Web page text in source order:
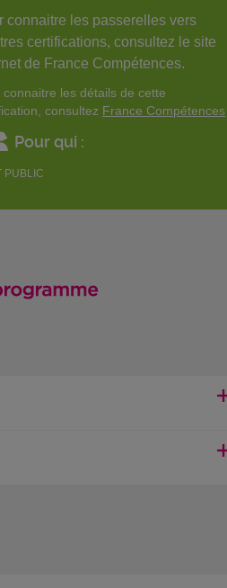
connaitre les passerelles vers
certifications, consultez le site
de France Compétences.
connaitre les détails de cette
consultez France Compétences
Pour qui :
PUBLIC